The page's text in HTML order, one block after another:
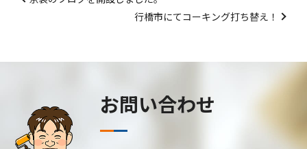
行橋市にてコーキング打ち替え！
お問い合わせ